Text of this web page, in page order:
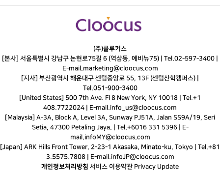
(주)클루커스
[본사] 서울특별시 강남구 논현로75길 6 (역삼동, 에비뉴75) | Tel.02-597-3400
E-mail. marketing@cloocus.com
[지사] 부산광역시 해운대구 센텀중앙로 55, 13F (센텀산학캠퍼스) |
Tel. 051-900-3400
[United States] 500 7th Ave. Fl 8 New York, NY 10018 | Tel.+1
408.7722024 | E-mail. info_us@cloocus.com
[Malaysia] A-3A, Block A, Level 3A, Sunway PJ51A, Jalan SS9A/19, Seri
Setia, 47300 Petaling Jaya. | Tel.+6016 331 5396 | E-
mail. infoMY@cloocus.com
[Japan] ARK Hills Front Tower, 2-23-1 Akasaka, Minato-ku, Tokyo | Tel.+81
3.5575.7808 | E-mail. infoJP@cloocus.com
개인정보처리방침 서비스 이용약관 Privacy Update